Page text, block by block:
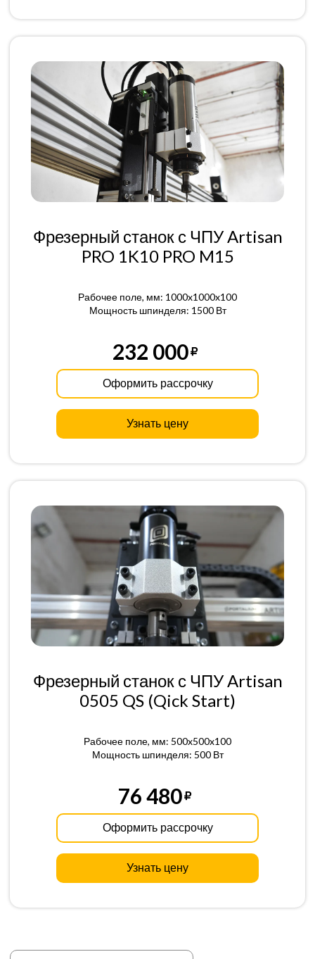
Фрезерный станок с ЧПУ Artisan
PRO 1K10 PRO M15
Рабочее поле, мм: 1000x1000x100
Мощность шпинделя: 1500 Вт
232 000
Оформить рассрочку
Узнать цену
Фрезерный станок с ЧПУ Artisan
0505 QS (Qick Start)
Рабочее поле, мм: 500x500x100
Мощность шпинделя: 500 Вт
76 480
Оформить рассрочку
Узнать цену